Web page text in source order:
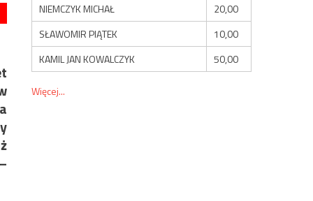
NIEMCZYK MICHAŁ
20,00
SŁAWOMIR PIĄTEK
10,00
KAMIL JAN KOWALCZYK
50,00
Więcej...